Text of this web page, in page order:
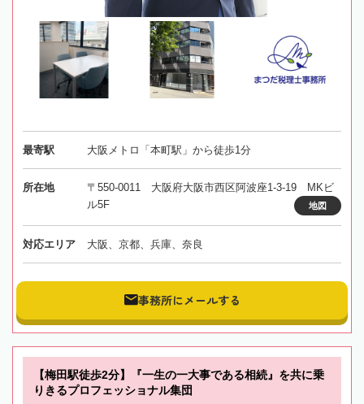
最寄駅 大阪メトロ「本町駅」から徒歩1分
所在地
〒550-0011 大阪府大阪市西区阿波座1-3-19 MKビ
ル5F
地図
対応エリア 大阪、京都、兵庫、奈良
事務所にメールする
【梅田駅徒歩2分】『一生の一大事である相続』を共に乗
りきるプロフェッショナル集団